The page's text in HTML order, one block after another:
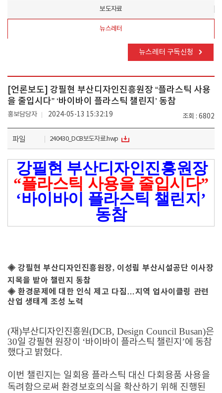
보도자료
뉴스레터
뉴스레터 구독신청
[언론보도] 강필현 부산디자인진흥원장 “플라스틱 사용
을 줄입시다” ‘바이바이 플라스틱 챌린지’ 동참
조회 6802
홍보담당자 2024-05-13 15:32:19
파일 240430_DCB보도자료.hwp
강필현 부산디자인진흥원장
“플라스틱 사용을 줄입시다”
‘바이바이 플라스틱 챌린지’
동참
◈강필현 부산디자인진흥원장, 이성림 부산시설공단 이사장
지목을 받아 챌린지 동참
◈환경문제에 대한 인식 제고 다짐…지역 업사이클링 관련
산업 생태계 조성 노력
(재)부산디자인진흥원(DCB, Design Council Busan)은
30일 강필현 원장이 ‘바이바이 플라스틱 챌린지 ’에 동참
했다고 밝혔다.
이번 챌린지는 일회용 플라스틱 대신 다회용품 사용을
독려함으로써 환경보호의식을 확산하기 위해 진행된